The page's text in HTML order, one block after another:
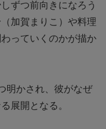
ずつ前向きになろう
加賀まりこ）や料理
っていくのかが描か
明かされ、彼がなぜ
展開となる。